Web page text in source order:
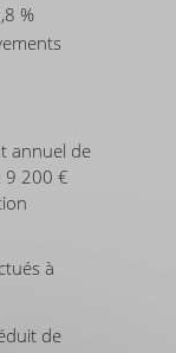
%
annuel de
9 200 €
à
de